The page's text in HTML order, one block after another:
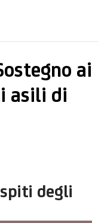
ai
asili di
degli